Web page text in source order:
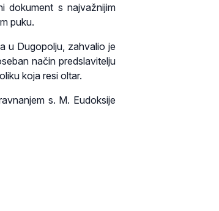
dokument s najvažnijim
puku.
u Dugopolju, zahvalio je
način predslavitelju
koja resi oltar.
s. M. Eudoksije